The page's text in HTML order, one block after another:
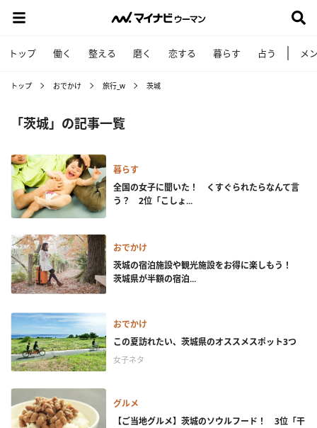
トップ 働く 整える 磨く 恋する 暮らす 占う メ
トップ おでかけ 旅行_w 茨城
「茨城」の記事一覧
暮らす
全国の女子に聞いた！ くすぐられたらなんて言
う？ 2位「こしょ...
おでかけ
茨城の宿泊施設や観光施設をお得に楽しもう！
茨城県が半額の宿泊...
おでかけ
この夏訪れたい、茨城県のオススメスポット3つ
女子ネタ
グルメ
【ご当地グルメ】茨城のソウルフード！ 3位「干